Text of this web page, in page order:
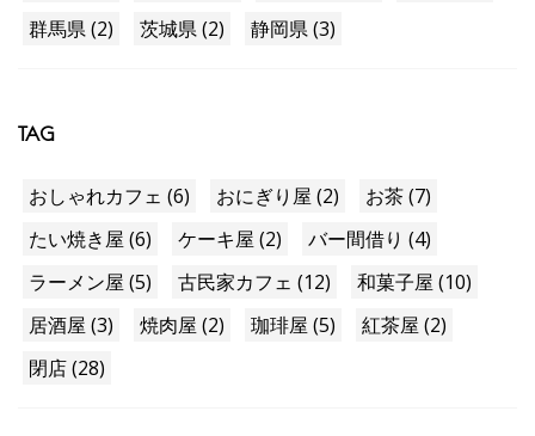
群馬県 (2)
茨城県 (2) 静岡県 (3)
TAG
おしゃれカフェ (6) おにぎり屋 (2)
お茶 (7)
たい焼き屋 (6)
ケーキ屋 (2)
バー間借り (4)
ラーメン屋 (5)
古民家カフェ (12)
和菓子屋 (10)
居酒屋 (3)
焼肉屋 (2) 珈琲屋 (5)
紅茶屋 (2)
閉店 (28)